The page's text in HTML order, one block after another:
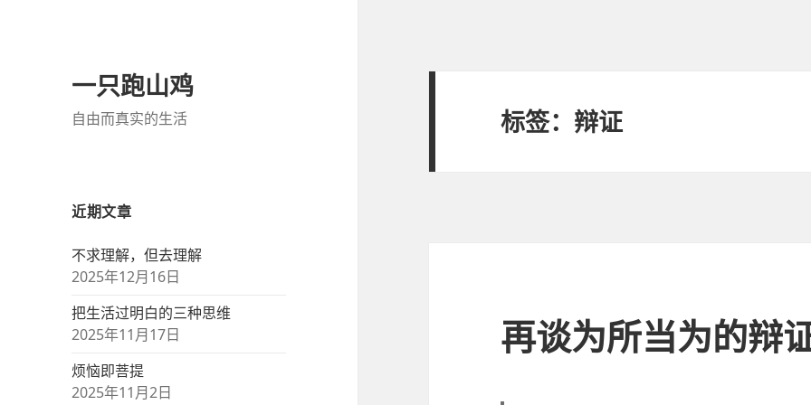
一只跑山鸡
自由而真实的生活
近期文章
不求理解，但去理解
2025年12月16日
把生活过明白的三种思维
2025年11月17日
烦恼即菩提
2025年11月2日
标签：辩证
再谈为所当为的辩